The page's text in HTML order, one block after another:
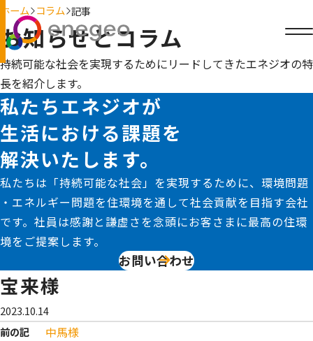
ホーム コラム 記事
お知らせとコラム
持続可能な社会を実現するためにリードしてきたエネジオの特
長を紹介します。
私たちエネジオが
生活における課題を
解決いたします。
私たちは「持続可能な社会」を実現するために、環境問題
・エネルギー問題を住環境を通して社会貢献を目指す会社
です。社員は感謝と謙虚さを念頭にお客さまに最高の住環
境をご提案します。
お問い合わせ
宝来様
2023.10.14
前の記
中馬様